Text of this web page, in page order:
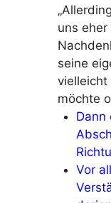
uns
seine
vielleicht
möchte
Dann
Vor